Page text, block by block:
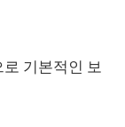
기본적인 보